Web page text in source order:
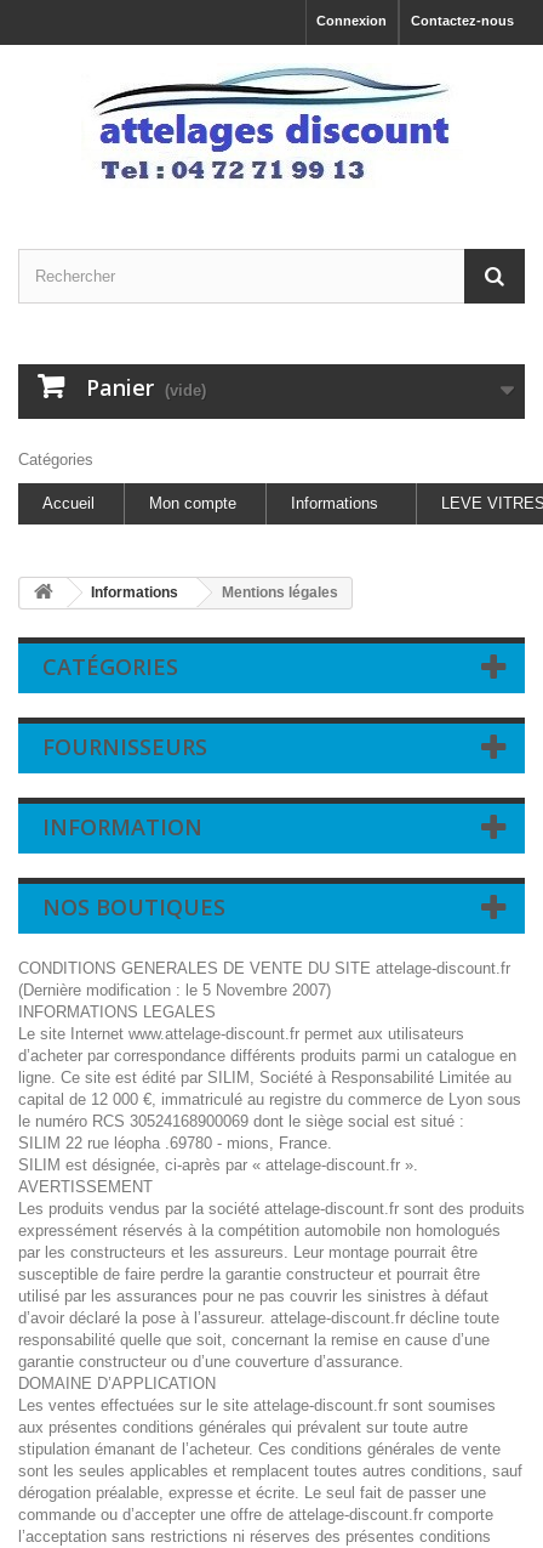
Contactez-nous
Connexion
Panier (vide)
Catégories
Accueil Mon compte Informations LEVE
Informations Mentions légales
CATÉGORIES
FOURNISSEURS
INFORMATION
NOS BOUTIQUES
CONDITIONS GENERALES DE VENTE DU SITE attelage-discount.fr
(Dernière modification : le 5 Novembre 2007)
INFORMATIONS LEGALES
Le site Internet www.attelage-discount.fr permet aux utilisateurs
d’acheter par correspondance différents produits parmi un catalogue en
ligne. Ce site est édité par SILIM, Société à Responsabilité Limitée au
capital de 12 000 €, immatriculé au registre du commerce de Lyon sous
le numéro RCS 30524168900069 dont le siège social est situé :
SILIM 22 rue léopha .69780 - mions, France.
SILIM est désignée, ci-après par « attelage-discount.fr ».
AVERTISSEMENT
Les produits vendus par la société attelage-discount.fr sont des produits
expressément réservés à la compétition automobile non homologués
par les constructeurs et les assureurs. Leur montage pourrait être
susceptible de faire perdre la garantie constructeur et pourrait être
utilisé par les assurances pour ne pas couvrir les sinistres à défaut
d’avoir déclaré la pose à l’assureur. attelage-discount.fr décline toute
responsabilité quelle que soit, concernant la remise en cause d’une
garantie constructeur ou d’une couverture d’assurance.
DOMAINE D’APPLICATION
Les ventes effectuées sur le site attelage-discount.fr sont soumises
aux présentes conditions générales qui prévalent sur toute autre
stipulation émanant de l’acheteur. Ces conditions générales de vente
sont les seules applicables et remplacent toutes autres conditions, sauf
dérogation préalable, expresse et écrite. Le seul fait de passer une
commande ou d’accepter une offre de attelage-discount.fr comporte
l’acceptation sans restrictions ni réserves des présentes conditions